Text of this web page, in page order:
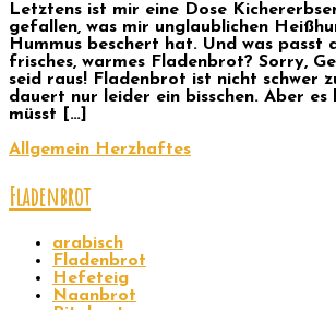
Letztens ist mir eine Dose
gefallen, was mir unglaublichen
Hummus beschert hat. Und was passt
frisches, warmes Fladenbrot? Sorry,
seid raus! Fladenbrot ist nicht schwer
dauert nur leider ein bisschen. Aber es
müsst […]
Allgemein Herzhaftes
Fladenbrot
arabisch
Fladenbrot
Hefeteig
Naanbrot